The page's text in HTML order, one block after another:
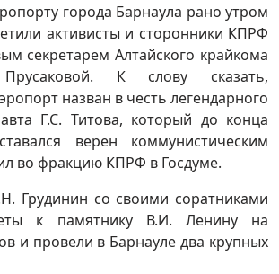
города Барнаула рано утром
активисты и сторонники КПРФ
секретарем Алтайского крайкома
К слову сказать,
назван в честь легендарного
Г.С. Титова, который до конца
верен коммунистическим
во фракцию КПРФ в Госдуме.
Грудинин со своими соратниками
к памятнику В.И. Ленину на
и провели в Барнауле два крупных